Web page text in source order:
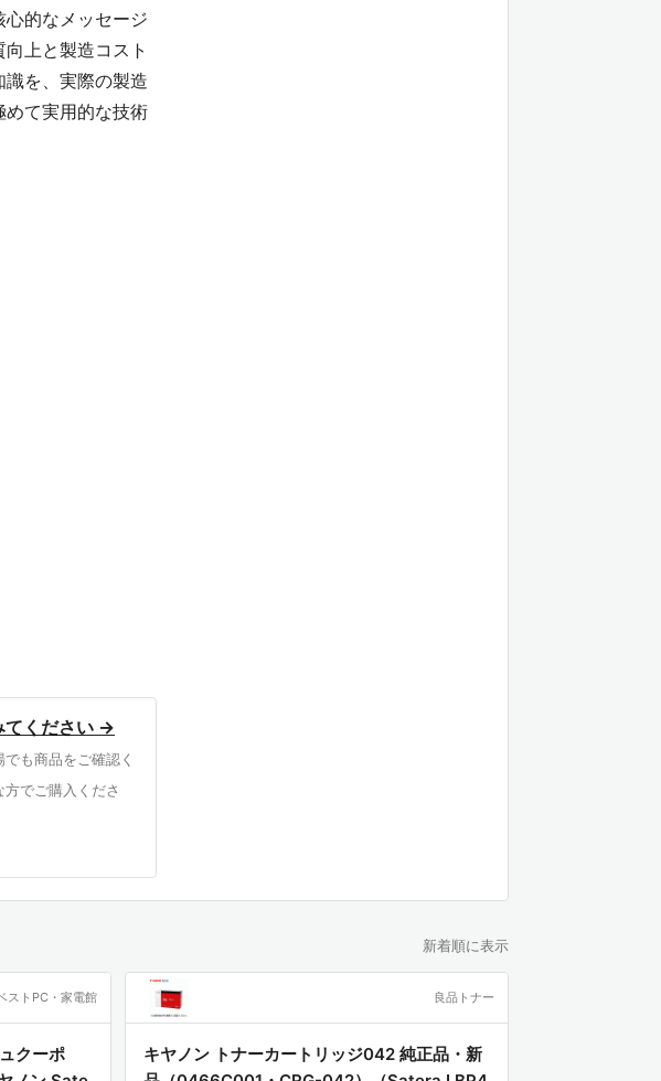
的なメッセージ
上と製造コスト
を、実際の製造
て実用的な技術
専門性の高い技
を、現場のエン
まらず、実務に
」という特定
践的で、より深
超えた「戦略的
めの理論と実践
てください →
も商品をご確認く
でご購入くださ
新着順に表示
ストPC・家電館
クーポ
良品トナー
キヤノン トナーカートリッジ042 純正品・新